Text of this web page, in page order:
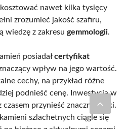
nawet kilka tysięcy
zrozumieć jakość szafiru,
wiedzę z zakresu gemmologii.
posiadałcertyfikat
wpływ na jego wartość.
cechy, na przykład różne
podnieść cenę. Inwestycja w
przynieść znaczne zyski.
szlachetnych ciągle się